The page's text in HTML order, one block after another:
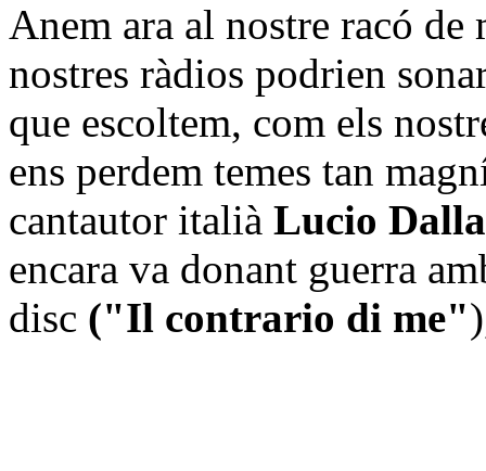
Anem ara al nostre racó de
nostres ràdios podrien
que escoltem, com els
ens perdem temes tan
cantautor italià Lucio Dalla
encara va donant guerra
disc ("Il contrario di me"